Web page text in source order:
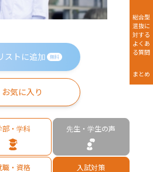
ストに追加 無料
お気に入り
部・学科 先生・学生の声
職・資格 入試対策
総合型
選抜に
対する
よくあ
る質問
まとめ